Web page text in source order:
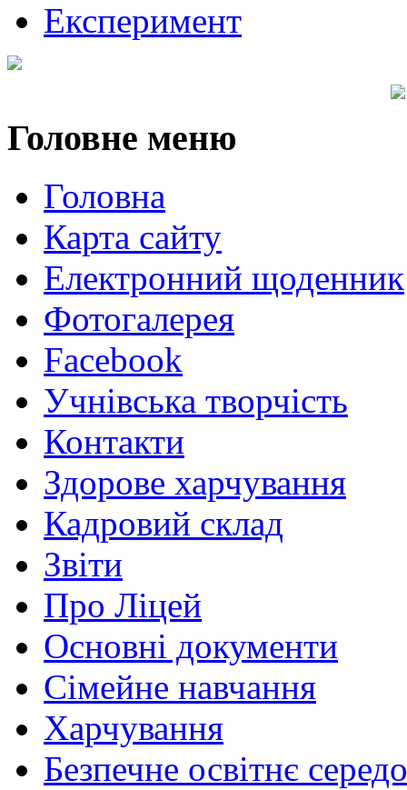
Експеримент
Головне меню
Головна
Карта сайту
Електронний щоденник
Фотогалерея
Facebook
Учнівська творчість
Контакти
Здорове харчування
Кадровий склад
Звіти
Про Ліцей
Основні документи
Сімейне навчання
Харчування
Безпечне освітнє